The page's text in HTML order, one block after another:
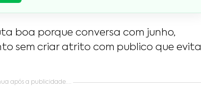
boa porque conversa com junho,
sem criar atrito com publico que evita
após a publicidade....